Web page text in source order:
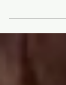
e outras